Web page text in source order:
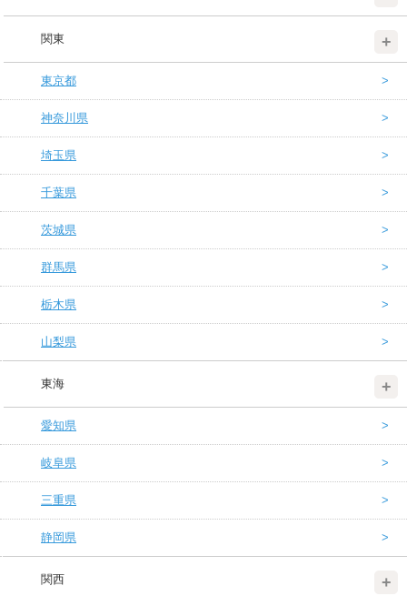
関東
東京都
神奈川県
埼玉県
千葉県
茨城県
群馬県
栃木県
山梨県
東海
愛知県
岐阜県
三重県
静岡県
関西